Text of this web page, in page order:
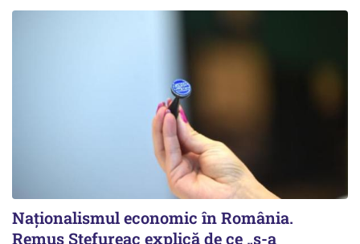
Naționalismul economic în România.
Remus Ștefureac explică de ce „s-a